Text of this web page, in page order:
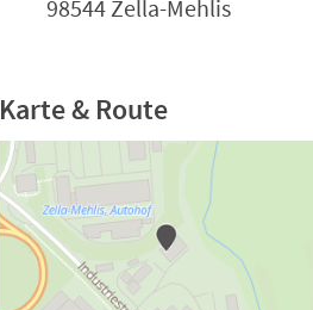
98544 Zella-Mehlis
Karte & Route